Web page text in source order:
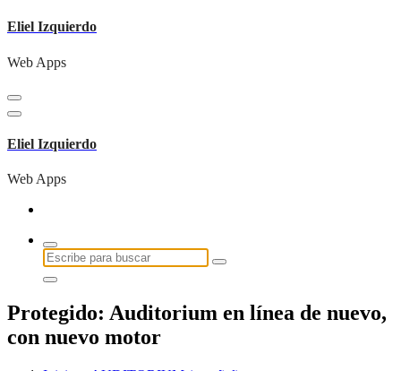
Saltar
contenido
Eliel Izquierdo
Web Apps
Eliel Izquierdo
Web Apps
Buscar:
Protegido: Auditorium en línea de nuevo,
con nuevo motor